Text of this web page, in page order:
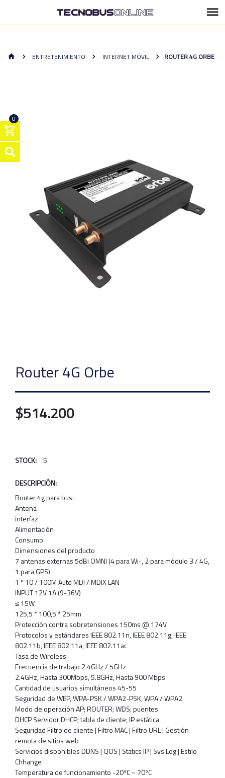
0
ENTRETENIMIENTO INTERNET MÓVIL ROUTER 4G ORBE
Router 4G Orbe
$514.200
STOCK: 5
DESCRIPCIÓN:
Router 4g para bus:
Antena
interfaz
Alimentación
Consumo
Dimensiones del producto
7 antenas externas 5dBi OMNI (4 para Wi-, 2 para módulo 3 / 4G,
1 para GPS)
1 * 10 / 100M Auto MDI / MDIX LAN
INPUT 12V 1A (9-36V)
≤ 15W
125,5 * 100,5 * 25mm
Protección contra sobretensiones 150ms @ 174V
Protocolos y estándares IEEE 802.11n, IEEE 802.11g, IEEE
802.11b, IEEE 802.11a, IEEE 802.11ac
Tasa de Wireless
Frecuencia de trabajo 2.4GHz / 5GHz
2.4GHz, Hasta 300Mbps, 5.8GHz, Hasta 900 Mbps
Cantidad de usuarios simultáneos 45-55
Seguridad de WEP, WPA-PSK / WPA2-PSK, WPA / WPA2
Modo de operación AP; ROUTER; WDS; puentes
DHCP Servidor DHCP; tabla de cliente; IP estática
Seguridad Filtro de cliente | Filtro MAC | Filtro URL | Gestión
remota de sitios web
Servicios disponibles DDNS | QOS | Statics IP | Sys Log | Estilo
Chhange
Temperatura de funcionamiento -20ºC ~ 70ºC